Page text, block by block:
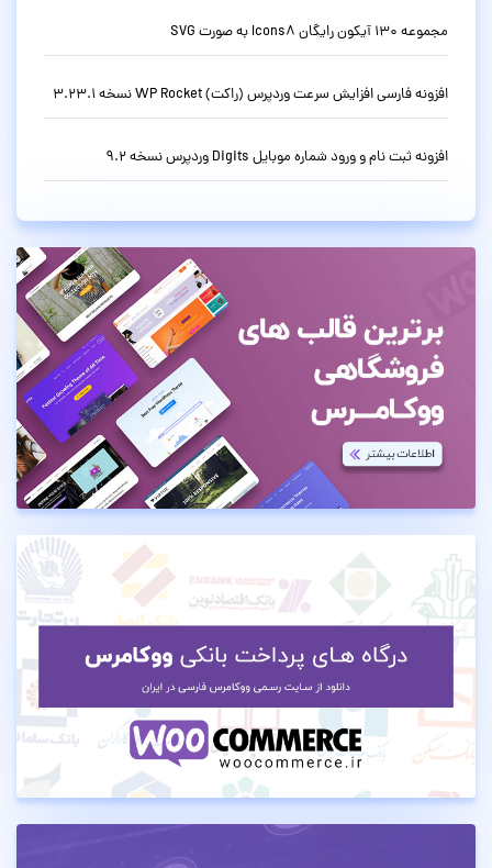
مجموعه 130 آیکون رایگان Icons8 به صورت SVG
افزونه فارسی افزایش سرعت وردپرس (راکت) WP Rocket نسخه 3.23.1
افزونه ثبت نام و ورود شماره موبایل Digits وردپرس نسخه 9.2